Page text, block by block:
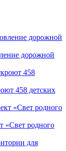
дорожной
458 детских
«Свет родного